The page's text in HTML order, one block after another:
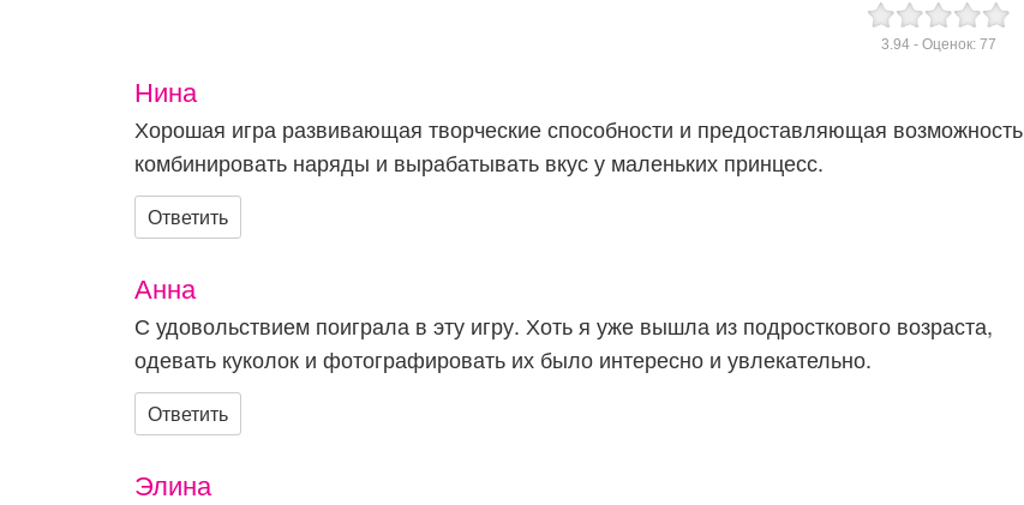
3.94 - Оценок: 77
Нина
Хорошая игра развивающая творческие способности и предоставляющая возможность
комбинировать наряды и вырабатывать вкус у маленьких принцесс.
Ответить
Анна
С удовольствием поиграла в эту игру. Хоть я уже вышла из подросткового возраста,
одевать куколок и фотографировать их было интересно и увлекательно.
Ответить
Элина